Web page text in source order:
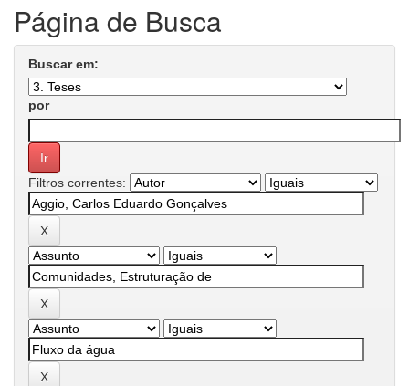
Página de Busca
Buscar em:
por
Filtros correntes: